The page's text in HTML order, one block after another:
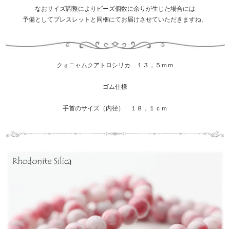
なおサイズ調整によりビーズ個数に余りが生じた場合には
予備としてブレスレットと同梱にてお届けさせていただきますね。
クォニャムクアトロシリカ １３，５ｍｍ
ゴム仕様
手首のサイズ（内径） １８，１ｃｍ